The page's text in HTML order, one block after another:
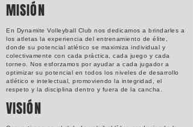
MISIÓN
En Dynamite Volleyball Club nos dedicamos a brindarles a
los atletas la experiencia del entrenamiento de élite,
donde su potencial atlético se maximiza individual y
colectivamente con cada práctica, cada juego y cada
torneo. Nos esforzamos por ayudar a cada jugador a
optimizar su potencial en todos los niveles de desarrollo
atlético e intelectual, promoviendo la integridad, el
respeto y la disciplina dentro y fuera de la cancha.
VISIÓN